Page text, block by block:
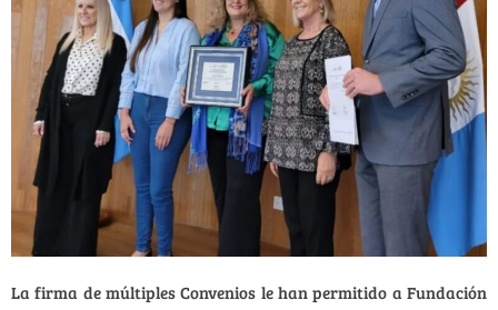
La firma de múltiples Convenios le han permitido a Fundación